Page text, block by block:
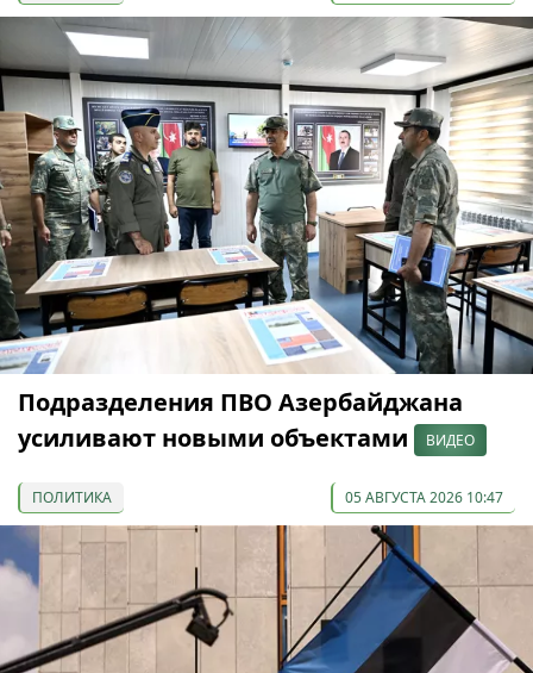
Подразделения ПВО Азербайджана
усиливают новыми объектами
ВИДЕО
ПОЛИТИКА 05 АВГУСТА 2026 10:47